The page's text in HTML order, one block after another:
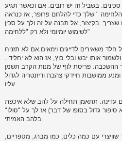
בשביל זה יש רובים. אם וכאשר תגיע
" שלך כדי להלחם פרופר, אז כנראה
בקיצור, אל תבנה על זה ולך על סכין
לשימוש יומיומי ולא רק "ללחימה"
משאירים לדייגים וימאים.אם לא תזניח
אותו יבש ובלי בוץ, אז הוא לא יחליד .
ההשכבה. פריסת לוף של מנות הקרב תשמן
ממושבות חיידקי צהבת ודיזנטריה לגדול
עליו .
עדינה. תתאמן תחילה על להב שלא איכפת
גדול בסופו של דבר) אז לך על "סולו"
בלהב האמיתי.
שוויצרי עם כמה כלים, כמו מברג, מספריים,